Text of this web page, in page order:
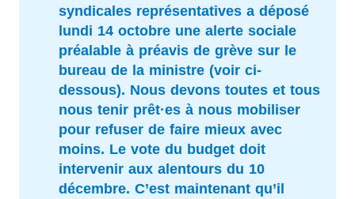
syndicales représentatives a déposé
lundi 14 octobre une alerte sociale
préalable à préavis de grève sur le
bureau de la ministre (voir ci-
dessous). Nous devons toutes et tous
nous tenir prêt·es à nous mobiliser
pour refuser de faire mieux avec
moins. Le vote du budget doit
intervenir aux alentours du 10
décembre. C’est maintenant qu’il